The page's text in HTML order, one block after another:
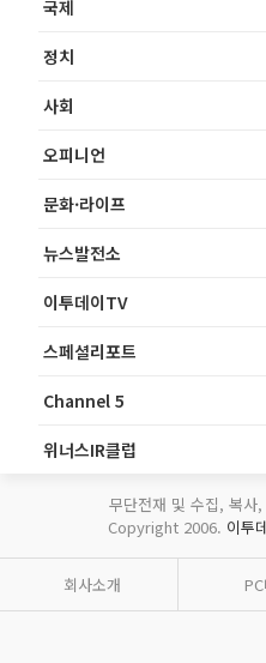
국제
정치
사회
오피니언
문화·라이프
뉴스발전소
이투데이TV
스페셜리포트
Channel 5
위너스IR클럽
무단전재 및 수집, 복사
Copyright 2006. 이투
회사소개